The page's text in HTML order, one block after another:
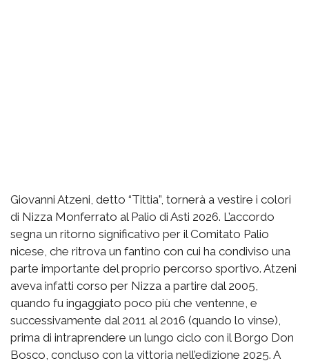
Giovanni Atzeni, detto “Tittia”, tornerà a vestire i colori
di Nizza Monferrato al Palio di Asti 2026. L’accordo
segna un ritorno significativo per il Comitato Palio
nicese, che ritrova un fantino con cui ha condiviso una
parte importante del proprio percorso sportivo. Atzeni
aveva infatti corso per Nizza a partire dal 2005,
quando fu ingaggiato poco più che ventenne, e
successivamente dal 2011 al 2016 (quando lo vinse),
prima di intraprendere un lungo ciclo con il Borgo Don
Bosco, concluso con la vittoria nell’edizione 2025. A